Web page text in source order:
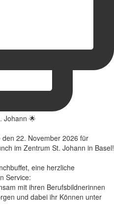
Johann 🌟
22. November 2026 für
im Zentrum St. Johann in Basel!
eine herzliche
Service:
mit ihren Berufsbildnerinnen
und dabei ihr Können unter